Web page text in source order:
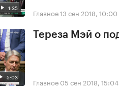
1:35 Главное13 сен 2018, 10:00
5:03
Тереза Мэй о
Главное 05 сен 2018, 15:04